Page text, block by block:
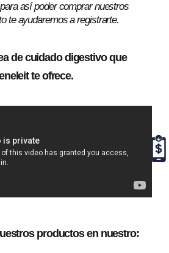
así poder comprar nuestros
te ayudaremos a registrarte.
de cuidado digestivo que
te ofrece.
productos en nuestro: